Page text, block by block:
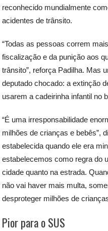
reconhecido mundialmente
acidentes de trânsito.
“Todas as pessoas correm
fiscalização e da punição aos
trânsito”, reforça Padilha. Mas
deputado chocado: a extinção
usarem a cadeirinha infantil no
“É uma irresponsabilidade
milhões de crianças e bebês”,
estabelecida quando ele era
estabelecemos como regra do
cidade quanto na estrada.
não vai haver mais multa,
desproteger milhões de
Pior para o SUS